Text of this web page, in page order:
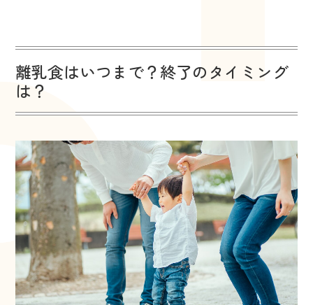
離乳食はいつまで？終了のタイミング
は？